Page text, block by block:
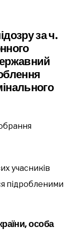
за ч.
учасників
підробленими
особа